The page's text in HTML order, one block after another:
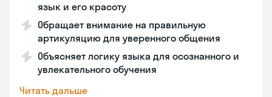
язык и его красоту
Обращает внимание на правильную
артикуляцию для уверенного общения
Объясняет логику языка для осознанного и
увлекательного обучения
Читать дальше